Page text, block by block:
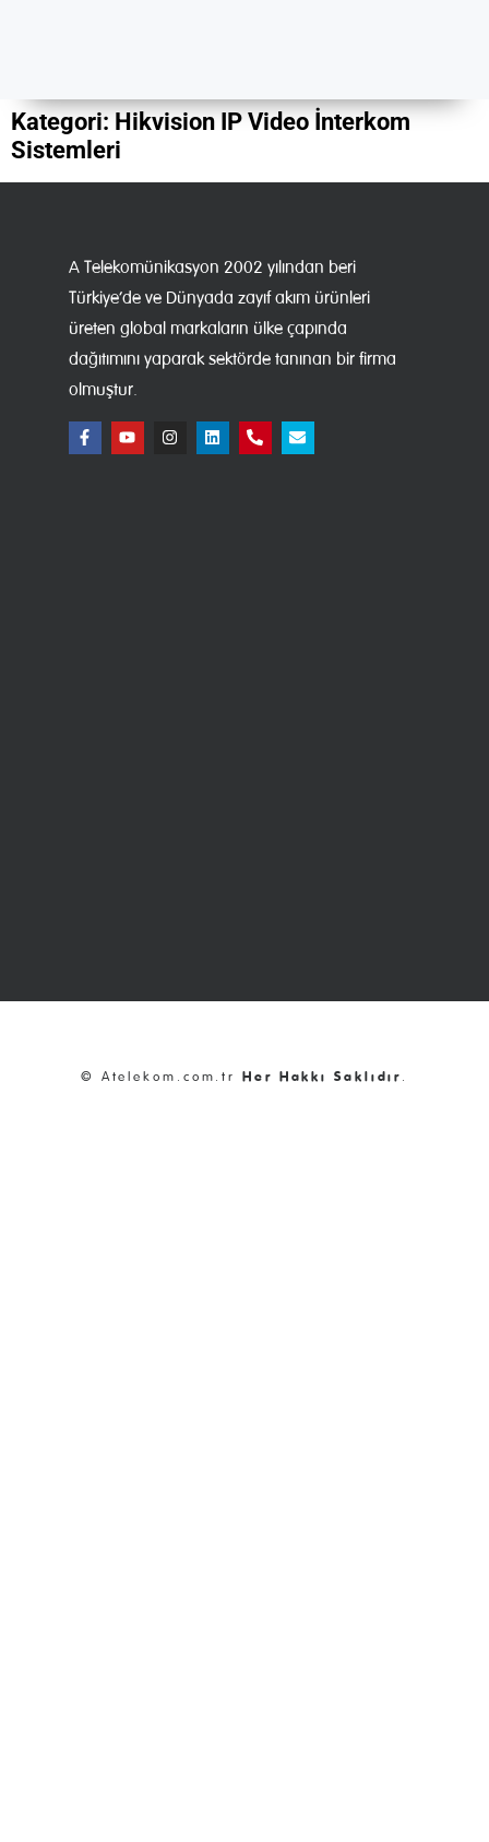
Kategori: Hikvision IP Video İnterkom
Sistemleri
A Telekomünikasyon 2002 yılından beri
Türkiye’de ve Dünyada zayıf akım ürünleri
üreten global markaların ülke çapında
dağıtımını yaparak sektörde tanınan bir firma
olmuştur.
© Atelekom.com.trHer Hakkı Saklıdır .